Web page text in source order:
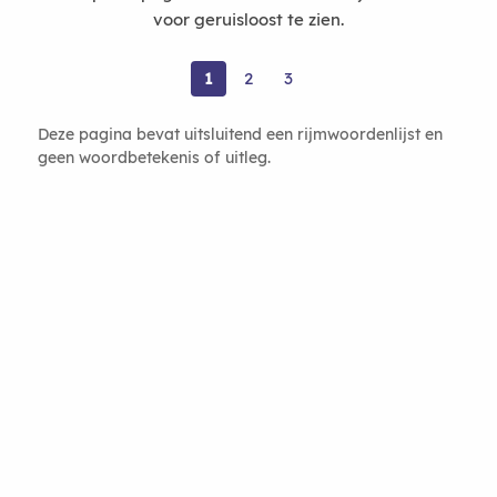
voor geruisloost te zien.
1 2 3
Deze pagina bevat uitsluitend een rijmwoordenlijst en
geen woordbetekenis of uitleg.